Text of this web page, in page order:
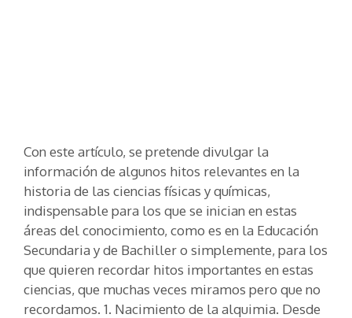
Con este artículo, se pretende divulgar la
información de algunos hitos relevantes en la
historia de las ciencias físicas y químicas,
indispensable para los que se inician en estas
áreas del conocimiento, como es en la Educación
Secundaria y de Bachiller o simplemente, para los
que quieren recordar hitos importantes en estas
ciencias, que muchas veces miramos pero que no
recordamos. 1. Nacimiento de la alquimia. Desde